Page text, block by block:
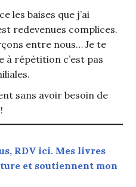
les baises que j’ai
redevenues complices.
entre nous… Je te
à répétition c’est pas
sans avoir besoin de
RDV ici. Mes livres
et soutiennent mon